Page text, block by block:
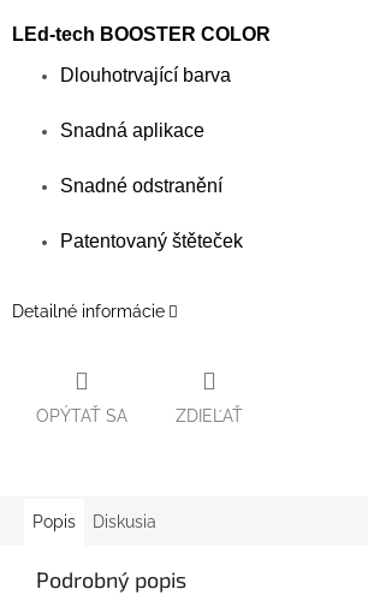
LEd-tech BOOSTER COLOR
Dlouhotrvající barva
Snadná aplikace
Snadné odstranění
Patentovaný štěteček
Detailné informácie
OPÝTAŤ SA ZDIEĽAŤ
Popis Diskusia
Podrobný popis